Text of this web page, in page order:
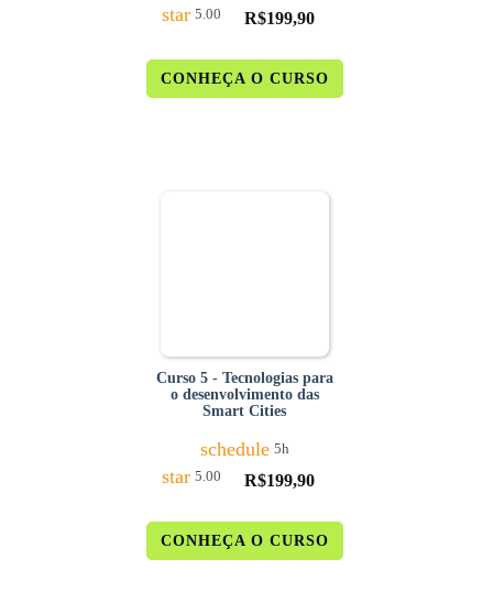
star 5.00 R$199,90
CONHEÇA O CURSO
Curso 5 - Tecnologias para
o desenvolvimento das
Smart Cities
schedule 5h
star 5.00 R$199,90
CONHEÇA O CURSO